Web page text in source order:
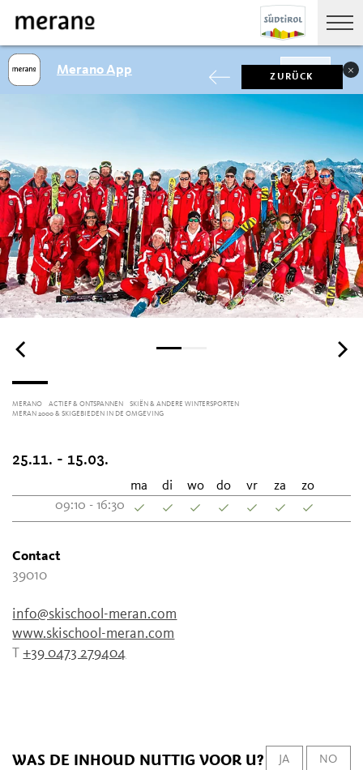
ZURÜCK
MERANO ACTIEF & ONTSPANNEN
SKIËN & ANDERE WINTERSPORTEN
MERAN 2000 & SKIGEBIEDEN IN DE OMGEVING
25.11. - 15.03.
ma di wo do vr za
zo
09:10 - 16:30
Contact
39010
info@skischool-meran.com
www.skischool-meran.com
T+39 0473 279404
WAS DE INHOUD NUTTIG VOOR U? JA NO
Merano App SHOW